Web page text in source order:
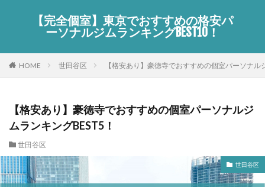
【完全個室】東京でおすすめの格安パ
ーソナルジムランキングBEST10！
HOME 世田谷区 【格安あり】豪徳寺でおすすめの個室パーソナル
【格安あり】豪徳寺でおすすめの個室パーソナルジ
ムランキングBEST5！
世田谷区
世田谷区